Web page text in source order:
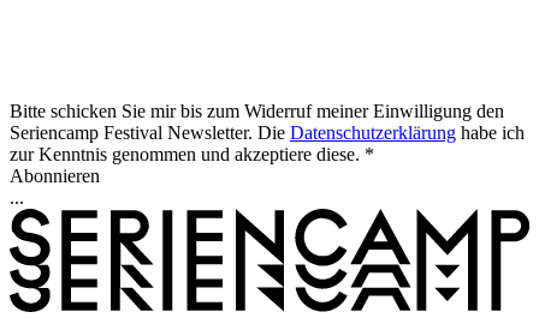
Bitte schicken Sie mir bis zum Widerruf meiner Einwilligung den
Seriencamp Festival Newsletter. Die Datenschutzerklärung habe ich
zur Kenntnis genommen und akzeptiere diese. *
Abonnieren
...